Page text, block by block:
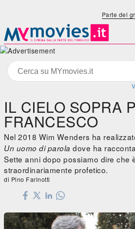
Parte del
IL CIELO SOPRA
FRANCESCO
Nel 2018 Wim Wenders ha
Un uomo di parola dove ha
Sette anni dopo possiamo dire che
straordinariamente profetico.
di Pino Farinotti